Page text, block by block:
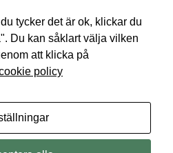
parti Sveriges Kommunistisk Ungdom
val 2014
Stockholm
tycker det är ok, klickar du
Du kan såklart välja vilken
att klicka på
policy